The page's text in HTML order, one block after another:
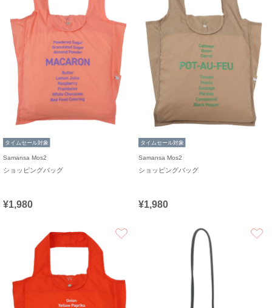
タイムセール対象
Samansa Mos2
ショッピングバッグ
¥1,980
タイムセール対象
Samansa Mos2
ショッピングバッグ
¥1,980